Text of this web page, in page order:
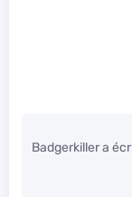
Badgerkiller a